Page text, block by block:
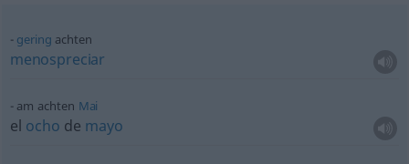
gering achten
menospreciar
am achten Mai
el ocho de mayo